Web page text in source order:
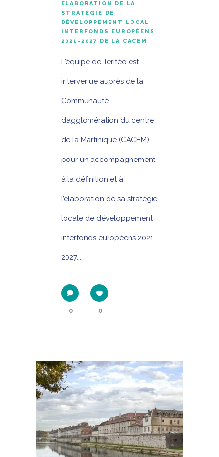
ELABORATION DE LA
STRATÉGIE DE
DÉVELOPPEMENT LOCAL
INTERFONDS EUROPÉENS
2021-2027 DE LA CACEM
L'équipe de Teritéo est
intervenue auprès de la
Communauté
d’agglomération du centre
de la Martinique (CACEM)
pour un accompagnement
à la définition et à
l’élaboration de sa stratégie
locale de développement
interfonds européens 2021-
2027....
0 0